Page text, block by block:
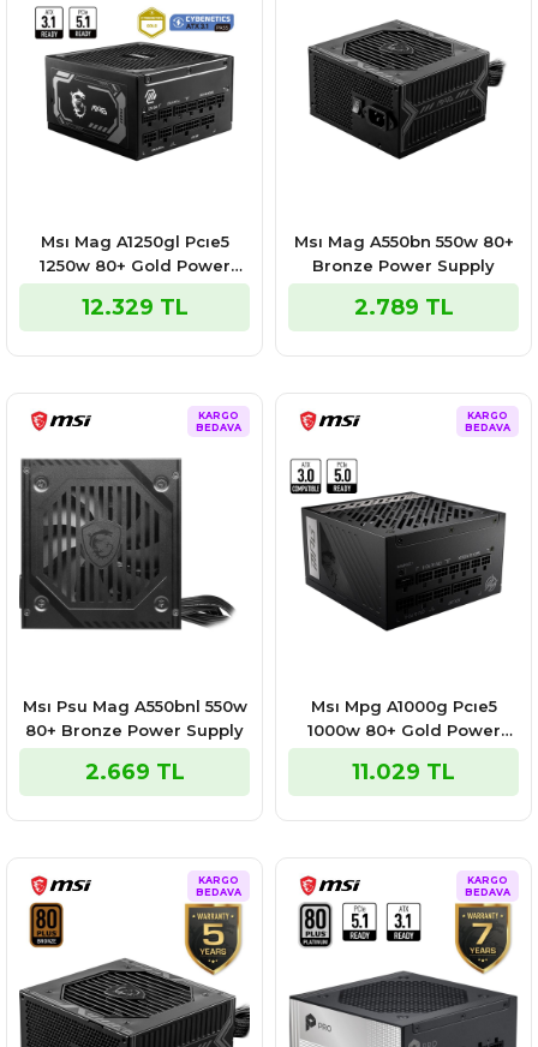
Msı Mag A1250gl Pcıe5
1250w 80+ Gold Power
Supply
12.329 TL
Msı Mag A550bn 550w 80+
Bronze Power Supply
2.789 TL
Msı Psu Mag A550bnl 550w
80+ Bronze Power Supply
2.669 TL
KARGO
BEDAVA
Msı Mpg A1000g Pcıe5
1000w 80+ Gold Power
Supply
11.029 TL
KARGO
BEDAVA
KARGO
BEDAVA
KARGO
BEDAVA